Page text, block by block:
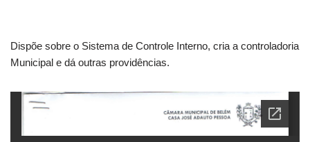
Dispõe sobre o Sistema de Controle Interno, cria a controladoria
Municipal e dá outras providências.